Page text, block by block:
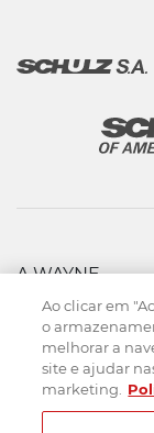
A WAYNE
PRODUTOS
FORÇA DE
ASSISTÊNCIA
DOWNLOADS
CONTATO
Ao clicar em
o
melhorar a
site e ajudar
marketing.